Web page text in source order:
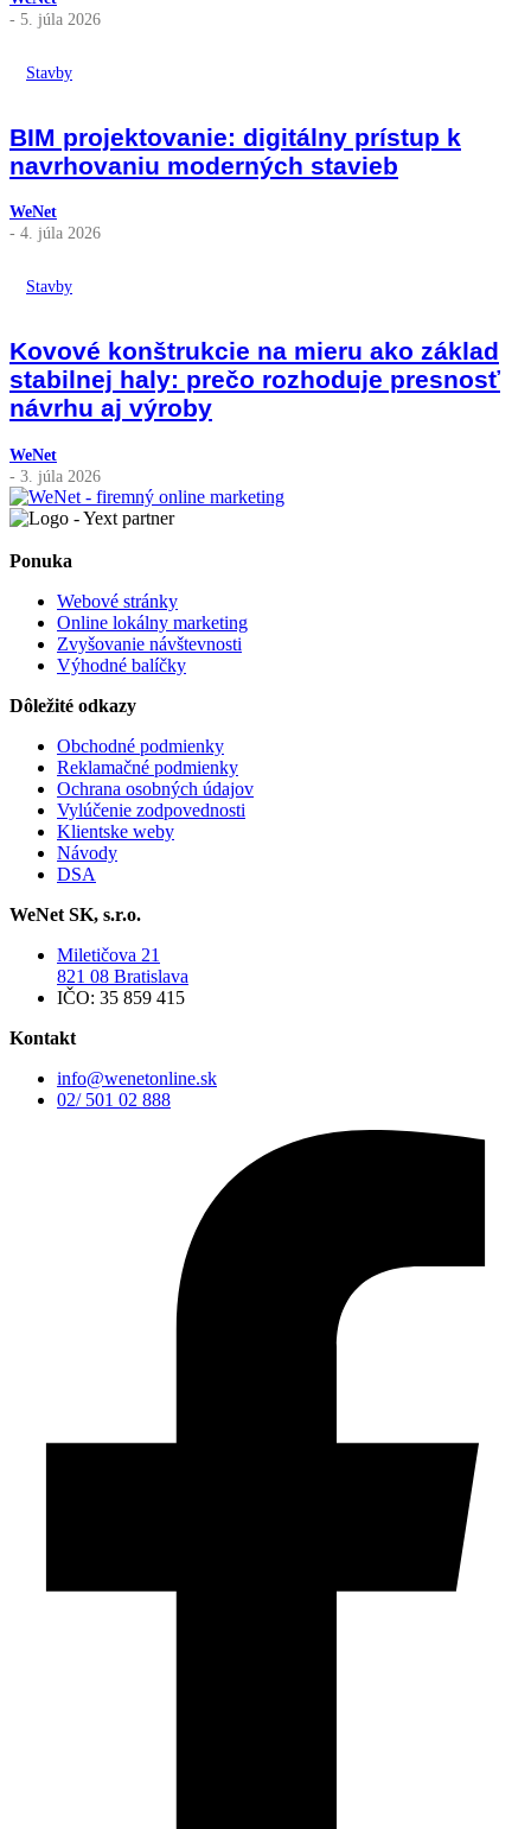
- 5. júla 2026
Stavby
BIM projektovanie: digitálny prístup k
navrhovaniu moderných stavieb
WeNet
- 4. júla 2026
Stavby
Kovové konštrukcie na mieru ako základ
stabilnej haly: prečo rozhoduje presnosť
návrhu aj výroby
WeNet
- 3. júla 2026
Ponuka
Webové stránky
Online lokálny marketing
Zvyšovanie návštevnosti
Výhodné balíčky
Dôležité odkazy
Obchodné podmienky
Reklamačné podmienky
Ochrana osobných údajov
Vylúčenie zodpovednosti
Klientske weby
Návody
DSA
WeNet SK, s.r.o.
Miletičova 21
821 08 Bratislava
IČO: 35 859 415
Kontakt
info@wenetonline.sk
02/ 501 02 888